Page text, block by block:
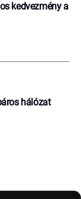
kedvezmény a
hálózat